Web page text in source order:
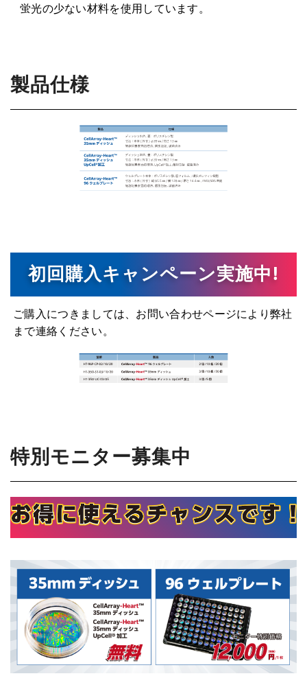
蛍光の少ない材料を使用しています。
製品仕様
初回購入キャンペーン実施中!
ご購入につきましては、お問い合わせページにより弊社
まで連絡ください。
特別モニター募集中